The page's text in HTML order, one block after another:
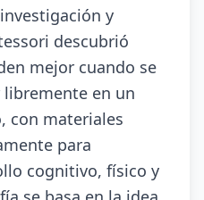
y
descubrió
mejor cuando se
en un
con materiales
para
cognitivo, físico y